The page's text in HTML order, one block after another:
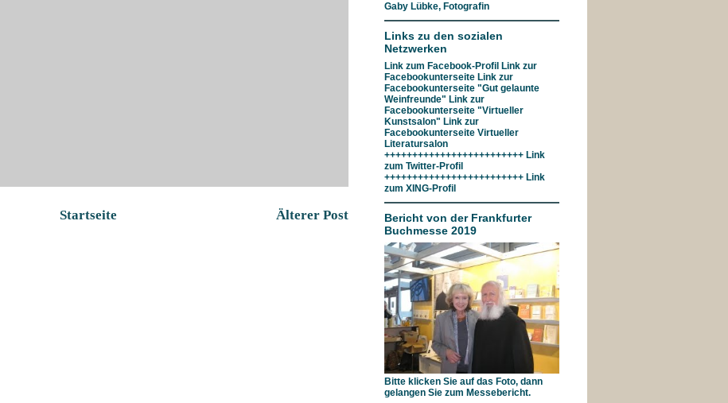
Älterer Post
Startseite
Gaby Lübke, Fotografin
Links zu den sozialen
Netzwerken
Link zum Facebook-Profil Link zur
Facebookunterseite Link zur
Facebookunterseite "Gut gelaunte
Weinfreunde" Link zur
Facebookunterseite "Virtueller
Kunstsalon" Link zur
Facebookunterseite Virtueller
Literatursalon
+++++++++++++++++++++++++ Link
zum Twitter-Profil
+++++++++++++++++++++++++ Link
zum XING-Profil
Bericht von der Frankfurter
Buchmesse 2019
Bitte klicken Sie auf das Foto, dann
gelangen Sie zum Messebericht.